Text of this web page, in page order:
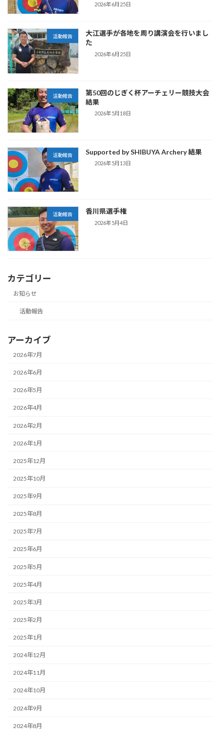
2026年6月25日
活動報告
大江選手が各地を周り講演会を行いまし
た
2026年6月25日
活動報告
第50回のじぎく杯アーチェリー競技大会
結果
2026年5月18日
活動報告 Supported by SHIBUYA Archery 結果
2026年5月13日
活動報告 香川県選手権
2026年5月4日
カテゴリー
お知らせ
活動報告
アーカイブ
2026年7月
2026年6月
2026年5月
2026年4月
2026年2月
2026年1月
2025年12月
2025年10月
2025年9月
2025年8月
2025年7月
2025年6月
2025年5月
2025年4月
2025年3月
2025年2月
2025年1月
2024年12月
2024年11月
2024年10月
2024年9月
2024年8月